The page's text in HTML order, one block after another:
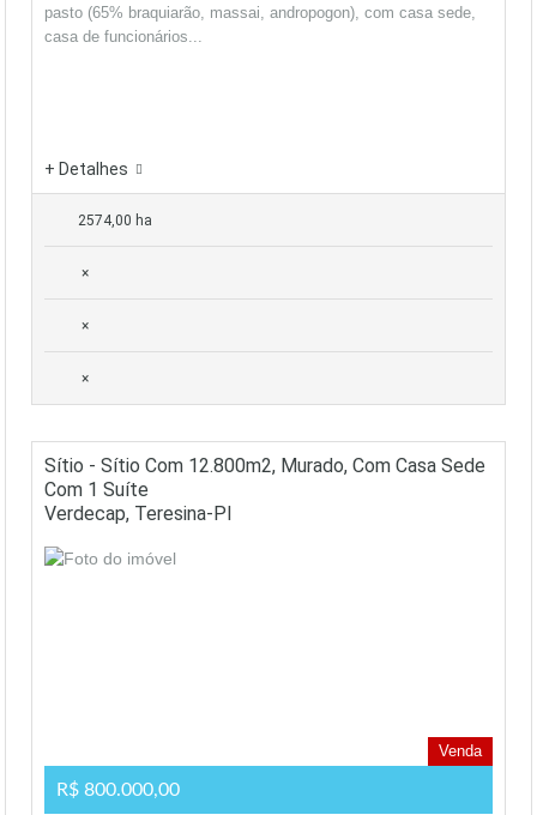
pasto (65% braquiarão, massai, andropogon), com casa sede,
casa de funcionários...
+ Detalhes
2574,00 ha
×
×
×
Sítio - Sítio Com 12.800m2, Murado, Com Casa Sede
Com 1 Suíte
Verdecap, Teresina-PI
Venda
R$ 800.000,00